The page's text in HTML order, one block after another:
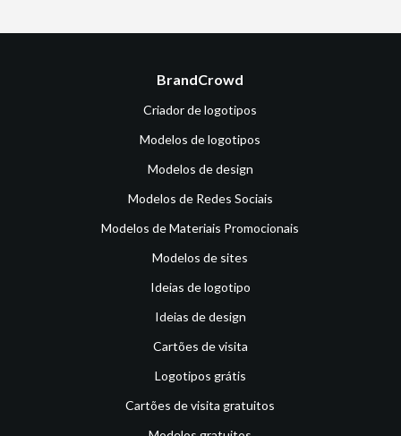
BrandCrowd
Criador de logotipos
Modelos de logotipos
Modelos de design
Modelos de Redes Sociais
Modelos de Materiais Promocionais
Modelos de sites
Ideias de logotipo
Ideias de design
Cartões de visita
Logotipos grátis
Cartões de visita gratuitos